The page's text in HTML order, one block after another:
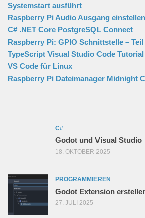
Systemstart ausführt
Raspberry Pi Audio Ausgang einstellen
C# .NET Core PostgreSQL Connect
Raspberry Pi: GPIO Schnittstelle – Teil
TypeScript Visual Studio Code Tutorial
VS Code für Linux
Raspberry Pi Dateimanager Midnight
C#
Godot und Visual Studio
18. OKTOBER 2025
PROGRAMMIEREN
Godot Extension
27. JULI 2025